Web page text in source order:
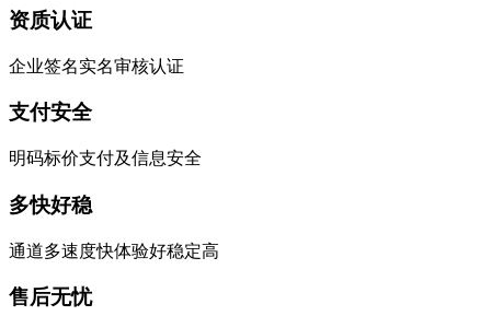
资质认证
企业签名实名审核认证
支付安全
明码标价支付及信息安全
多快好稳
通道多速度快体验好稳定高
售后无忧